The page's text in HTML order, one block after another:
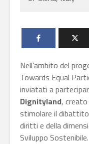
Nell’ambito del
Towards Equal
inviatati a
Dignityland, creato
stimolare il
diritti e della
Sviluppo Sostenibile.